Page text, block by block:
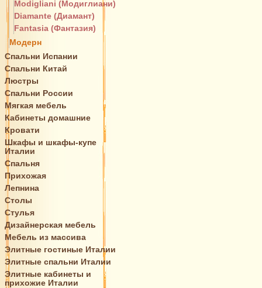
Modigliani (Модиглиани)
Diamante (Диамант)
Fantasia (Фантазия)
Модерн
Спальни Испании
Спальни Китай
Люстры
Спальни России
Мягкая мебель
Кабинеты домашние
Кровати
Шкафы и шкафы-купе
Италии
Спальня
Прихожая
Лепнина
Столы
Стулья
Дизайнерская мебель
Мебель из массива
Элитные гостиные Италии
Элитные спальни Италии
Элитные кабинеты и
прихожие Италии